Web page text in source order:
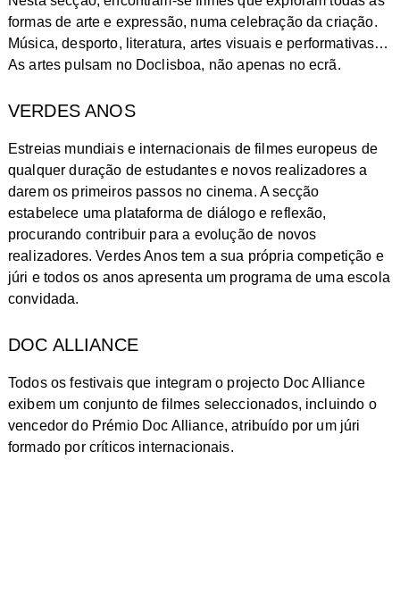
formas de arte e expressão, numa celebração da criação.
Música, desporto, literatura, artes visuais e performativas…
As artes pulsam no Doclisboa, não apenas no ecrã.
VERDES ANOS
Estreias mundiais e internacionais de filmes europeus de
qualquer duração de estudantes e novos realizadores a
darem os primeiros passos no cinema. A secção
estabelece uma plataforma de diálogo e reflexão,
procurando contribuir para a evolução de novos
realizadores. Verdes Anos tem a sua própria competição e
júri e todos os anos apresenta um programa de uma escola
convidada.
DOC ALLIANCE
Todos os festivais que integram o projecto Doc Alliance
exibem um conjunto de filmes seleccionados, incluindo o
vencedor do Prémio Doc Alliance, atribuído por um júri
formado por críticos internacionais.